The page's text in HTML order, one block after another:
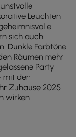
Leuchten
sich auch
Dunkle Farbtöne
Räumen mehr
Party
mit den
Zuhause 2025
wirken.